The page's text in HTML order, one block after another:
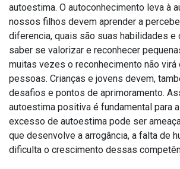
autoestima. O autoconhecimento leva à
nossos filhos devem aprender a
diferencia, quais são suas habilidades e
saber se valorizar e reconhecer
muitas vezes o reconhecimento não virá
pessoas. Crianças e jovens devem,
desafios e pontos de aprimoramento.
autoestima positiva é fundamental para
excesso de autoestima pode ser
que desenvolve a arrogância, a falta de
dificulta o crescimento dessas